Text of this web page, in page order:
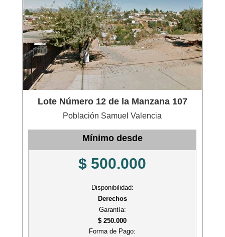
Lote Número 12 de la Manzana 107
Población Samuel Valencia
Mínimo desde
$ 500.000
Disponibilidad:
Derechos
Garantía:
$ 250.000
Forma de Pago: